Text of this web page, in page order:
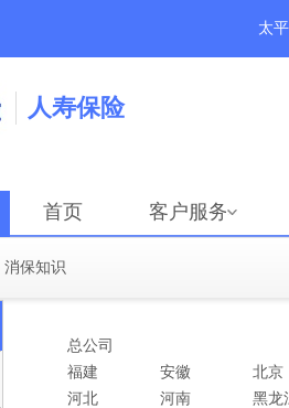
太
人寿保险
首页 客户服务
消保知识
总公司
福建
安徽
北京
河北
河南
黑龙